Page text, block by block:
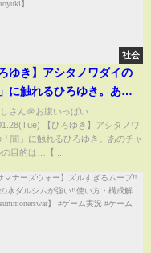
社会
ろゆき】アシタノワダイの
に触れるひろゆき。あの
ネルの目的は…【 切り抜
ゃんねる 思考 論破
きりぬき hiroyuki】
さん＠お腹いっぱい
【ひろゆき】アシタノワ
「闇」に触れるひろゆき。あのチャ
の目的は…【 ...